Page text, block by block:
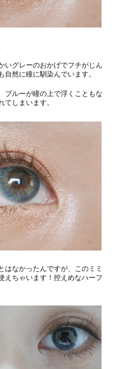
いグレーのおかげでフチがじん
然に瞳に馴染んでいます。
ブルーが瞳の上で浮くこともな
てしまいます。
はなかったんですが、このミミ
えちゃいます！控えめなハーフ